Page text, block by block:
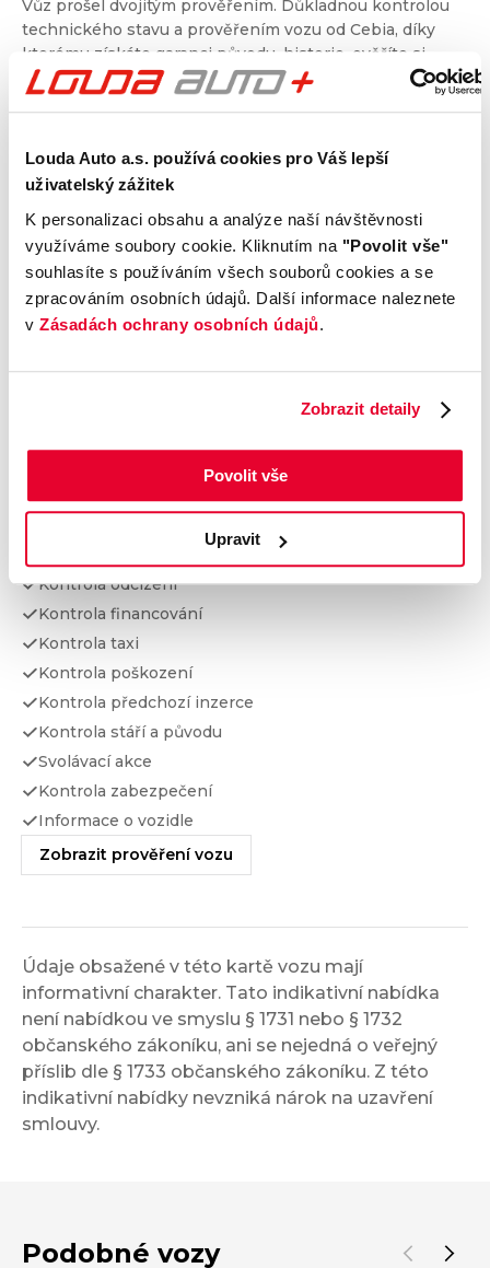
Louda Auto a.s. používá cookies pro Váš lepší
uživatelský zážitek
K personalizaci obsahu a analýze naší návštěvnosti
využíváme soubory cookie. Kliknutím na "Povolit vše"
souhlasíte s používáním všech souborů cookies a se
zpracováním osobních údajů. Další informace naleznete
v Zásadách ochrany osobních údajů.
Zobrazit detaily
Povolit vše
Upravit
Vůz prošel dvojitým prověřením. Důkladnou kontrolou
technického stavu a prověřením vozu od Cebia, díky
kterému získáte garanci původu, historie, ověříte si
nájezd kilometrů a získáte i další informace. Dvojité
prověření pro jistotu při nákupu.
Kontrola technického stavu
Převodovka a spojka
Nápravy a podvozek
Výfuková soustava
Brzdy
Prověření vozu od Cebia
Kontrola odcizení
Kontrola financování
Kontrola taxi
Kontrola poškození
Kontrola předchozí inzerce
Kontrola stáří a původu
Svolávací akce
Kontrola zabezpečení
Informace o vozidle
Zobrazit prověření vozu
Údaje obsažené v této kartě vozu mají
informativní charakter. Tato indikativní nabídka
není nabídkou ve smyslu § 1731 nebo § 1732
občanského zákoníku, ani se nejedná o veřejný
příslib dle § 1733 občanského zákoníku. Z této
indikativní nabídky nevzniká nárok na uzavření
smlouvy.
Podobné vozy